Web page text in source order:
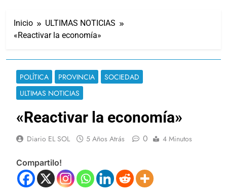
Inicio
ULTIMAS NOTICIAS
«Reactivar la economía»
POLÍTICA PROVINCIA
SOCIEDAD
ULTIMAS NOTICIAS
«Reactivar la economía»
Diario EL SOL 5 Años Atrás 0 4 Minutos
Compartilo!